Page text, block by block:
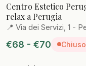
Centro Estetico
relax a Perugia
📍 Via dei Servizi, 1 -
€68 - €70